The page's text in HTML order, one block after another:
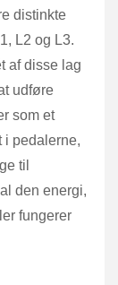
distinkte
L2 og L3.
af disse lag
udføre
som et
i pedalerne,
til
den energi,
fungerer